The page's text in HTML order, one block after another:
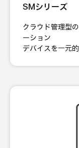
SMシリーズ
クラウド管理型
ーション
デバイスを一元